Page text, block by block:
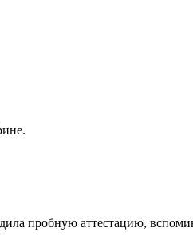
пробную аттестацию,